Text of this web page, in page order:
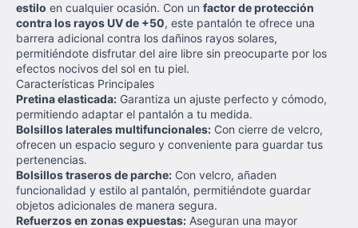
estilo en cualquier ocasión. Con un factor de protección
contra los rayos UV de +50, este pantalón te ofrece una
barrera adicional contra los dañinos rayos solares,
permitiéndote disfrutar del aire libre sin preocuparte por los
efectos nocivos del sol en tu piel.
Características Principales
Pretina elasticada: Garantiza un ajuste perfecto y cómodo,
permitiendo adaptar el pantalón a tu medida.
Bolsillos laterales multifuncionales: Con cierre de velcro,
ofrecen un espacio seguro y conveniente para guardar tus
pertenencias.
Bolsillos traseros de parche: Con velcro, añaden
funcionalidad y estilo al pantalón, permitiéndote guardar
objetos adicionales de manera segura.
Refuerzos en zonas expuestas: Aseguran una mayor